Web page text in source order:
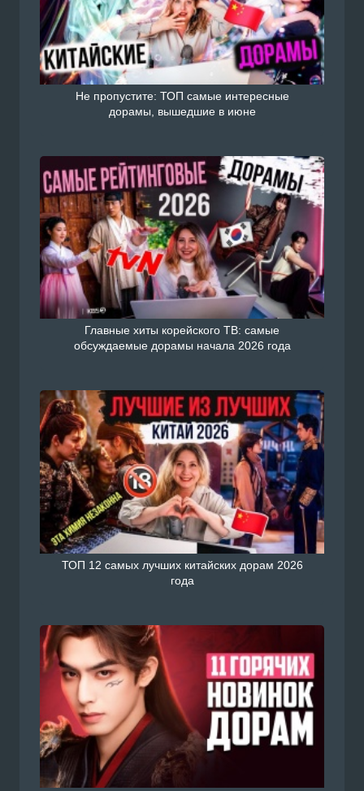
Не пропустите: ТОП самые интересные
дорамы, вышедшие в июне
Главные хиты корейского ТВ: самые
обсуждаемые дорамы начала 2026 года
ТОП 12 самых лучших китайских дорам 2026
года